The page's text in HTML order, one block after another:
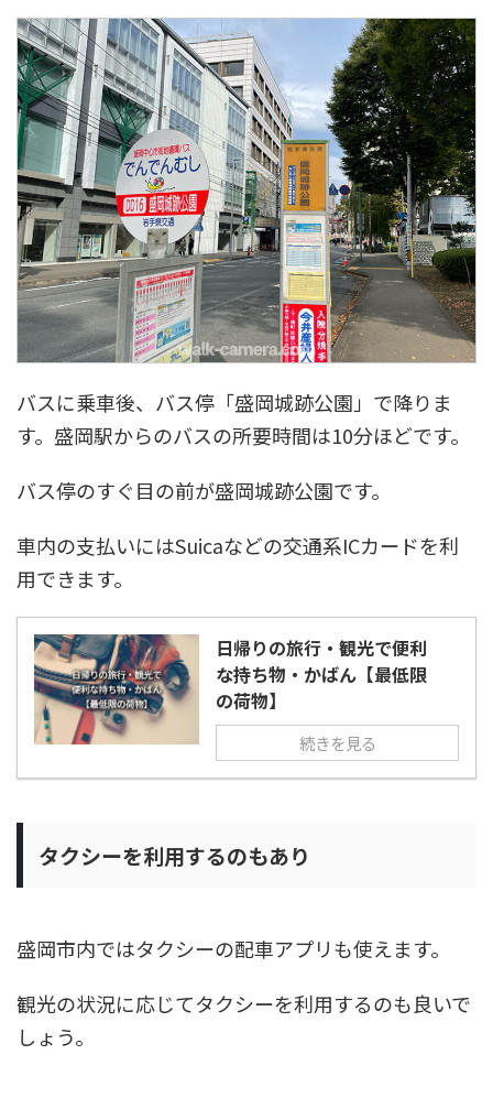
バスに乗車後、バス停「盛岡城跡公園」で降りま
す。盛岡駅からのバスの所要時間は10分ほどです。
バス停のすぐ目の前が盛岡城跡公園です。
車内の支払いにはSuicaなどの交通系ICカードを利
用できます。
日帰りの旅行・観光で便利
な持ち物・かばん【最低限
の荷物】
続きを見る
タクシーを利用するのもあり
盛岡市内ではタクシーの配車アプリも使えます。
観光の状況に応じてタクシーを利用するのも良いで
しょう。